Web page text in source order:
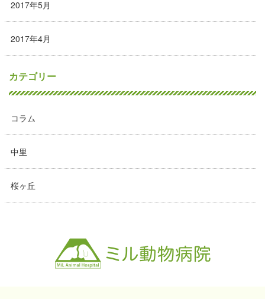
2017年5月
2017年4月
カテゴリー
コラム
中里
桜ヶ丘